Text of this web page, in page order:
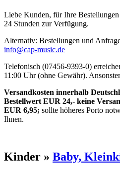
Liebe Kunden, für Ihre
24 Stunden zur Verfügung.
Alternativ: Bestellungen und
info@cap-music.de
Telefonisch (07456-9393-0)
11:00 Uhr (ohne Gewähr).
Versandkosten innerhalb
Bestellwert EUR 24,- keine
EUR 6,95; sollte höheres Porto
Ihnen.
Kinder » Baby,